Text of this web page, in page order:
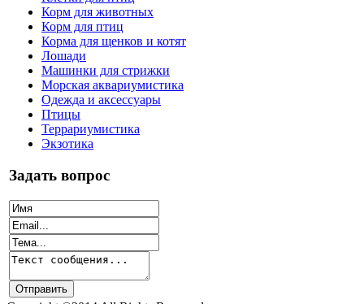
Корм для животных
Корм для птиц
Корма для щенков и котят
Лошади
Машинки для стрижки
Морская аквариумистика
Одежда и аксессуары
Птицы
Террариумистика
Экзотика
Задать вопрос